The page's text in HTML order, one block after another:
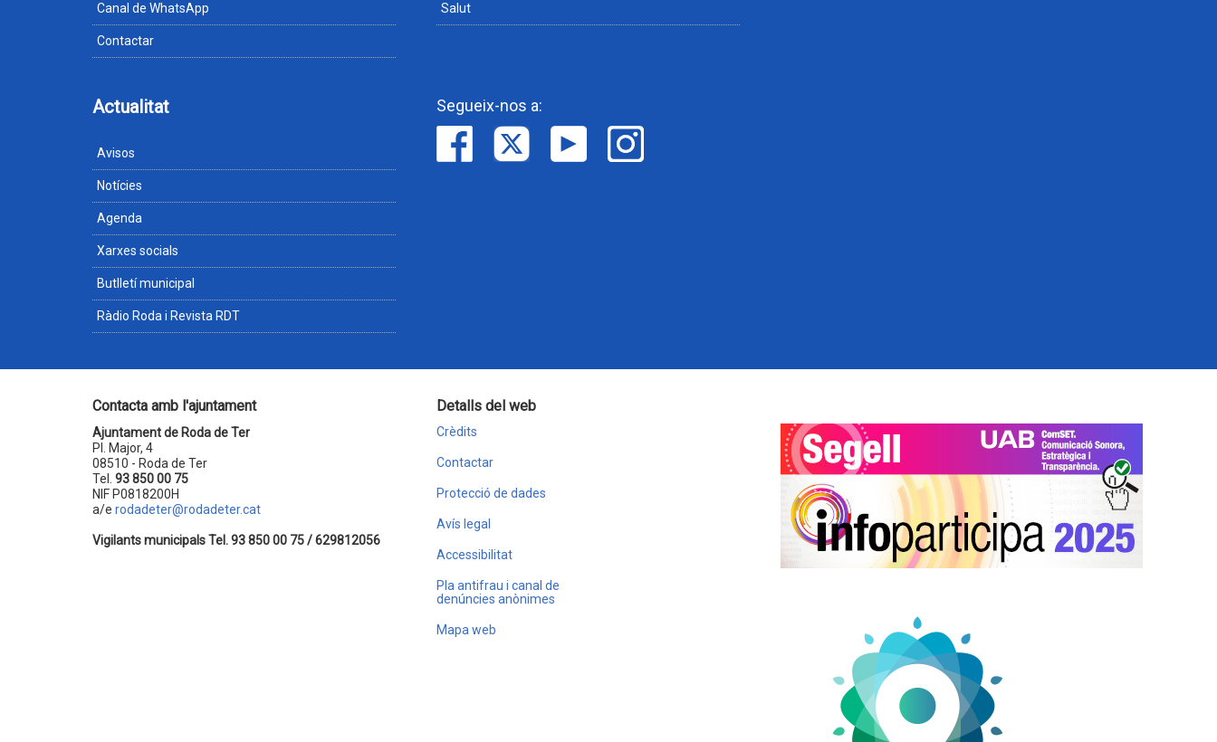
Canal de WhatsApp
Contactar
Salut
Actualitat
Avisos
Notícies
Agenda
Xarxes socials
Butlletí municipal
Ràdio Roda i Revista RDT
Segueix-nos a:
Contacta amb l'ajuntament
Ajuntament de Roda de Ter
Pl. Major, 4
08510 - Roda de Ter
Tel. 93 850 00 75
NIF P0818200H
a/e rodadeter@rodadeter.cat
Vigilants municipals Tel. 93 850 00 75 / 629812056
Detalls del web
Crèdits
Contactar
Protecció de dades
Avís legal
Accessibilitat
Pla antifrau i canal de
denúncies anònimes
Mapa web